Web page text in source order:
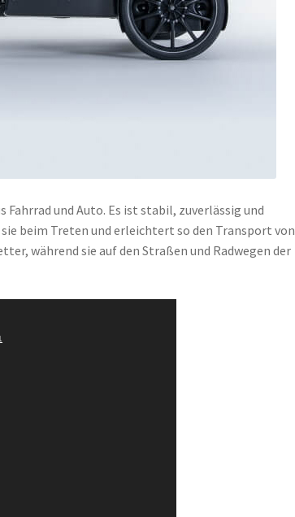
und Auto. Es ist stabil, zuverlässig und
beim Treten und erleichtert so den Transport von
während sie auf den Straßen und Radwegen der